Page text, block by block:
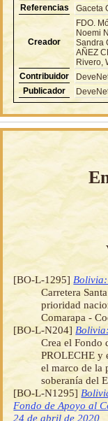
Referencias
Gaceta
Creador
FDO.
Noemi
Sandra
AÑEZ
Rivero,
Contribuidor
Publicador
[BO-L-1295]Bolivia:
Carretera
prioridad
Comarapa -
[BO-L-N204]
Crea el Fondo
PROLECHE y
el marco de la
soberanía del
[BO-L-N1295]
Fondo de Apoyo al
24 de abril de 2020